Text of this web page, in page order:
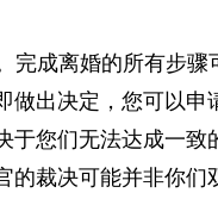
完成离婚的所有步骤
做出决定，您可以申
于您们无法达成一致
裁决可能并非你们